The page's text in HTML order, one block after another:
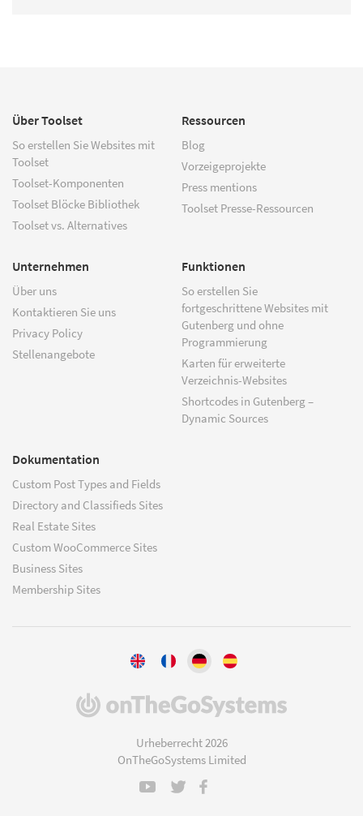
Über Toolset
So erstellen Sie Websites mit
Toolset
Toolset-Komponenten
Toolset Blöcke Bibliothek
Toolset vs. Alternatives
Ressourcen
Blog
Vorzeigeprojekte
Press mentions
Toolset Presse-Ressourcen
Unternehmen
Über uns
Kontaktieren Sie uns
Privacy Policy
Stellenangebote
Funktionen
So erstellen Sie
fortgeschrittene Websites mit
Gutenberg und ohne
Programmierung
Karten für erweiterte
Verzeichnis-Websites
Shortcodes in Gutenberg –
Dynamic Sources
Dokumentation
Custom Post Types and Fields
Directory and Classifieds Sites
Real Estate Sites
Custom WooCommerce Sites
Business Sites
Membership Sites
(öffnet
Urheberrecht 2026
OnTheGoSystems Limited